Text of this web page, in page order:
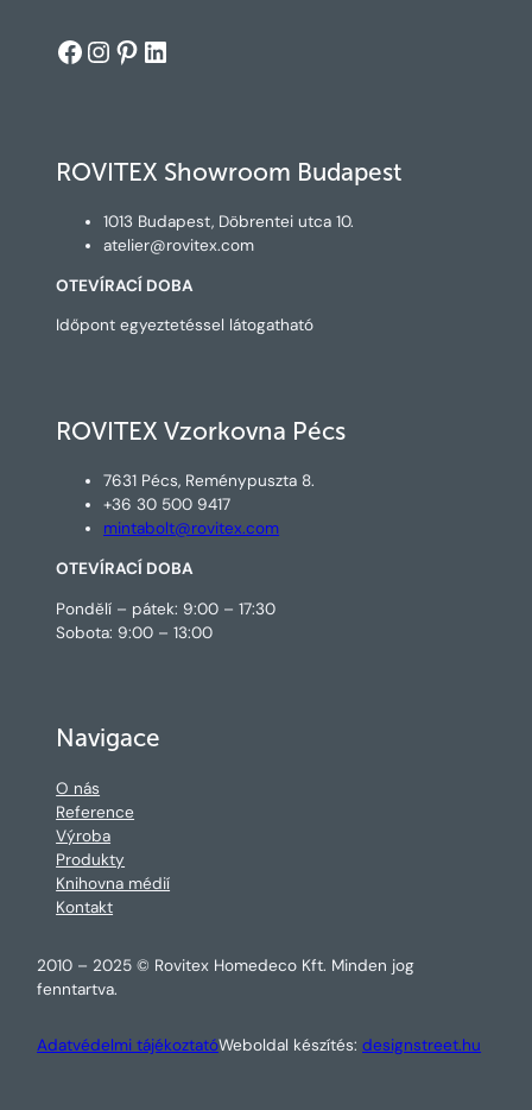
Facebook
Instagram
Pinterest
LinkedIn
ROVITEX Showroom Budapest
1013 Budapest, Döbrentei utca 10.
atelier@rovitex.com
OTEVÍRACÍ DOBA
Időpont egyeztetéssel látogatható
ROVITEX Vzorkovna Pécs
7631 Pécs, Reménypuszta 8.
+36 30 500 9417
mintabolt@rovitex.com
OTEVÍRACÍ DOBA
Pondělí – pátek: 9:00 – 17:30
Sobota: 9:00 – 13:00
Navigace
O nás
Reference
Výroba
Produkty
Knihovna médií
Kontakt
2010 – 2025 © Rovitex Homedeco Kft. Minden jog
fenntartva.
Adatvédelmi tájékoztatóWeboldal készítés:designstreet.hu